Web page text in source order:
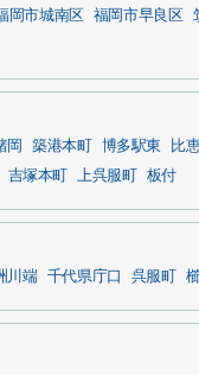
岡市城南区 福岡市早良区
岡 築港本町 博多駅東 比恵
吉塚本町 上呉服町 板付
川端 千代県庁口 呉服町